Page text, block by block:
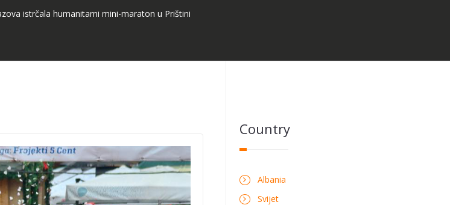
istrčala humanitarni mini-maraton u Prištini
Country
Albania
Svijet